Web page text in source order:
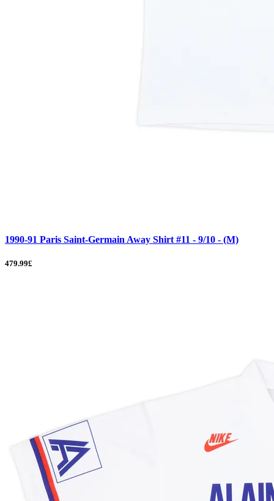
1990-91 Paris Saint-Germain Away Shirt #11 - 9/10 - (M)
479.99£